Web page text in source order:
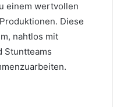
einem wertvollen
Diese
nahtlos mit
Stuntteams